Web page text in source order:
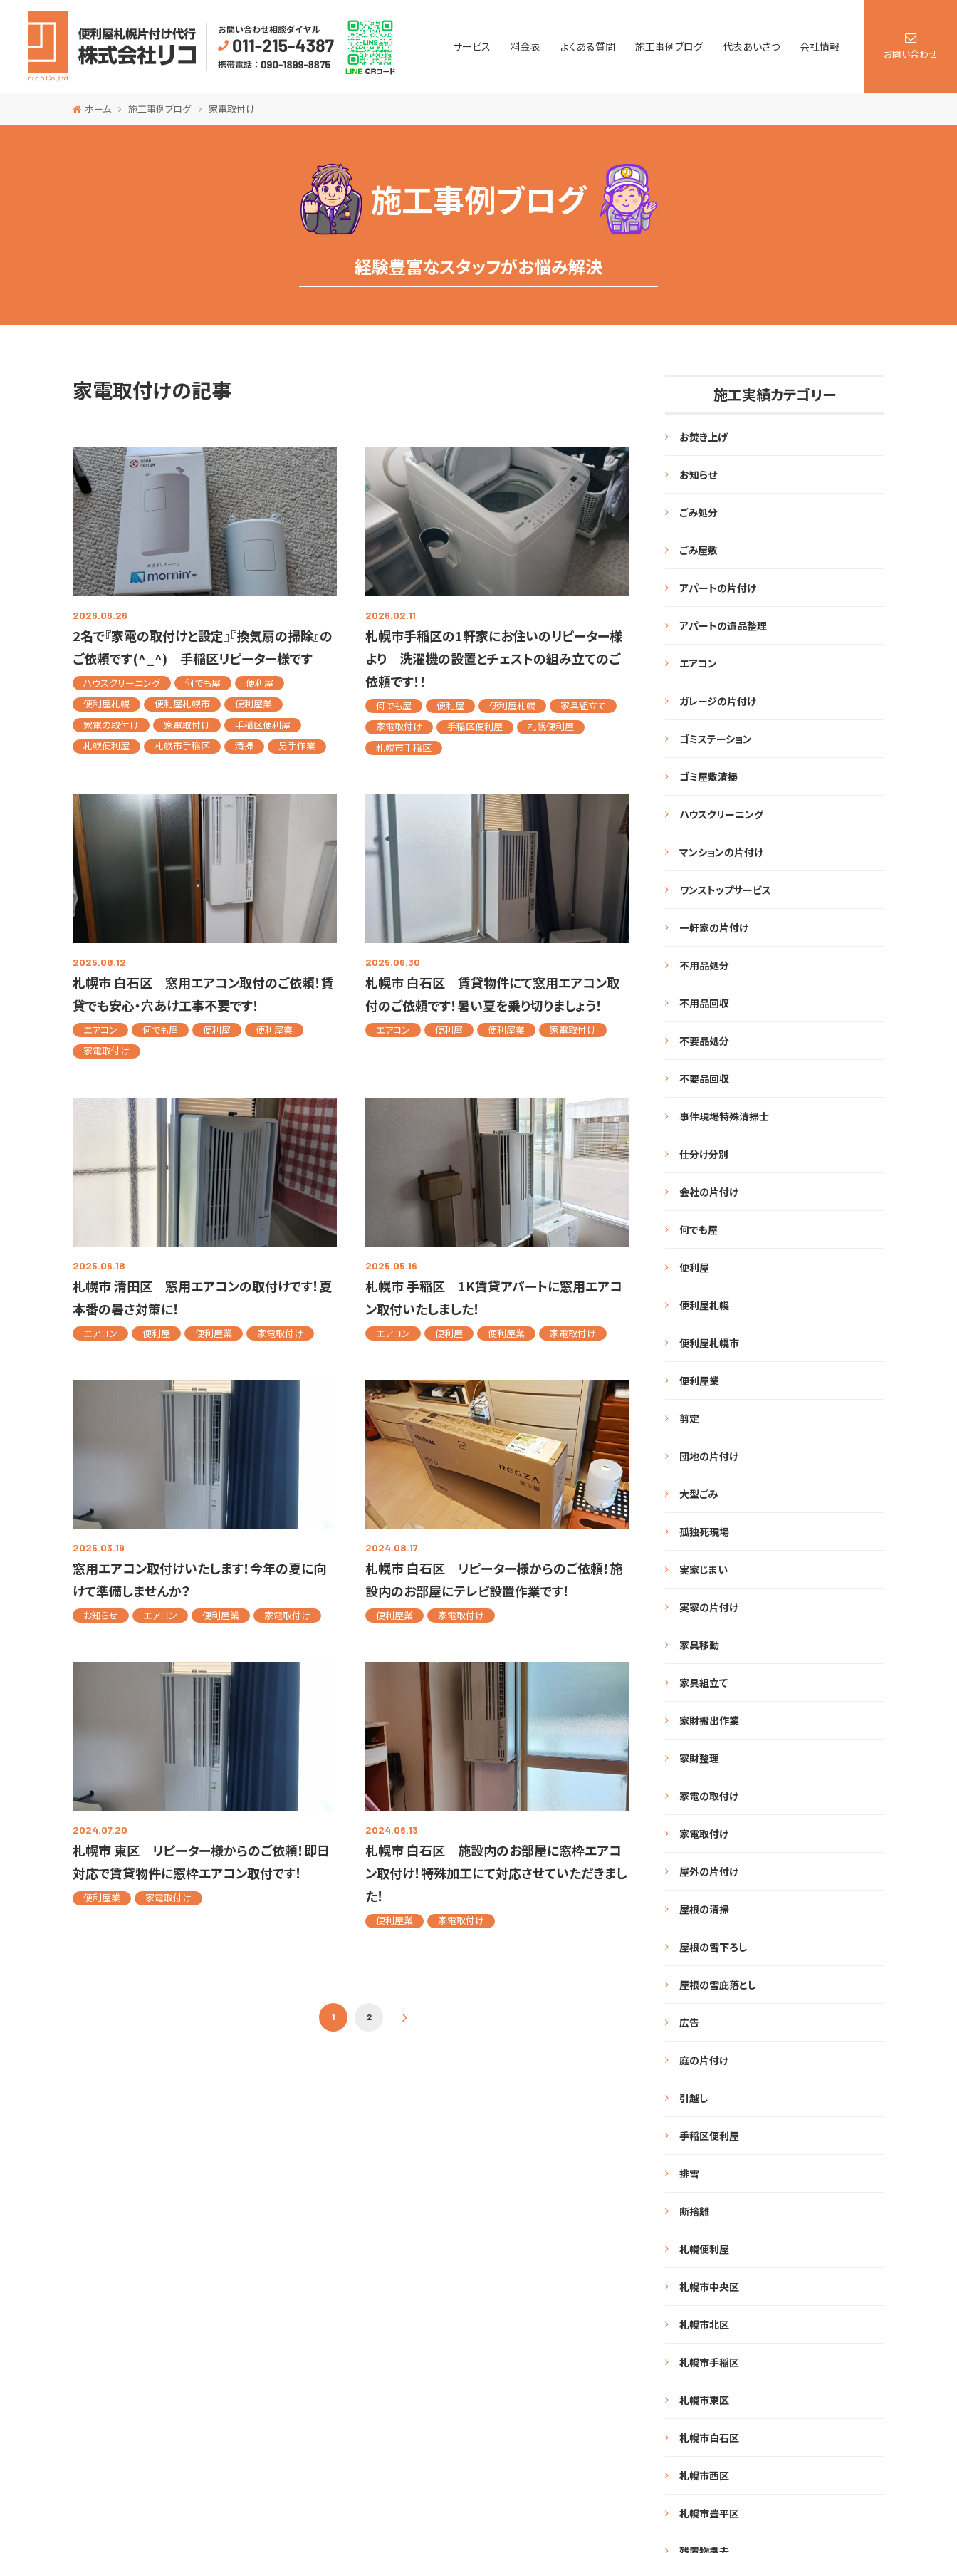
サービス 料金表 よくある質問 施工事例ブログ 代表あいさつ 会社情報
お問い合わせ
ホーム 施工事例ブログ 家電取付け
施工事例ブログ
経験豊富なスタッフがお悩み解決
家電取付けの記事
2026.06.26
2名で『家電の取付けと設定』『換気扇の掃除』の
ご依頼です(^_^) 手稲区リピーター様です
ハウスクリーニング 何でも屋
便利屋
便利屋札幌
便利屋札幌市
便利屋業
家電の取付け
家電取付け
手稲区便利屋
札幌便利屋
札幌市手稲区 清掃 男手作業
2026.02.11
札幌市手稲区の1軒家にお住いのリピーター様
より 洗濯機の設置とチェストの組み立てのご
依頼です！！
何でも屋 便利屋 便利屋札幌
家具組立て
家電取付け
手稲区便利屋
札幌便利屋
札幌市手稲区
2025.08.12
札幌市 白石区 窓用エアコン取付のご依頼！賃
貸でも安心・穴あけ工事不要です！
エアコン 何でも屋 便利屋
便利屋業
家電取付け
2025.06.30
札幌市 白石区 賃貸物件にて窓用エアコン取
付のご依頼です！暑い夏を乗り切りましょう！
エアコン 便利屋 便利屋業 家電取付け
2025.06.18
札幌市 清田区 窓用エアコンの取付けです！夏
本番の暑さ対策に！
エアコン 便利屋 便利屋業 家電取付け
2025.05.16
札幌市 手稲区 1K賃貸アパートに窓用エアコ
ン取付いたしました！
エアコン 便利屋 便利屋業 家電取付け
2025.03.19
窓用エアコン取付けいたします！今年の夏に向
けて準備しませんか？
お知らせ エアコン 便利屋業 家電取付け
2024.08.17
札幌市 白石区 リピーター様からのご依頼！施
設内のお部屋にテレビ設置作業です！
便利屋業 家電取付け
2024.07.20
札幌市 東区 リピーター様からのご依頼！即日
対応で賃貸物件に窓枠エアコン取付です！
便利屋業 家電取付け
2024.06.13
札幌市 白石区 施設内のお部屋に窓枠エアコ
ン取付け！特殊加工にて対応させていただきまし
た！
便利屋業 家電取付け
投稿ナビゲーション
1 2 »
施工実績カテゴリー
お焚き上げ
お知らせ
ごみ処分
ごみ屋敷
アパートの片付け
アパートの遺品整理
エアコン
ガレージの片付け
ゴミステーション
ゴミ屋敷清掃
ハウスクリーニング
マンションの片付け
ワンストップサービス
一軒家の片付け
不用品処分
不用品回収
不要品処分
不要品回収
事件現場特殊清掃士
仕分け分別
会社の片付け
何でも屋
便利屋
便利屋札幌
便利屋札幌市
便利屋業
剪定
団地の片付け
大型ごみ
孤独死現場
実家じまい
実家の片付け
家具移動
家具組立て
家財搬出作業
家財整理
家電の取付け
家電取付け
屋外の片付け
屋根の清掃
屋根の雪下ろし
屋根の雪庇落とし
広告
庭の片付け
引越し
手稲区便利屋
排雪
断捨離
札幌便利屋
札幌市中央区
札幌市北区
札幌市手稲区
札幌市東区
札幌市白石区
札幌市西区
札幌市豊平区